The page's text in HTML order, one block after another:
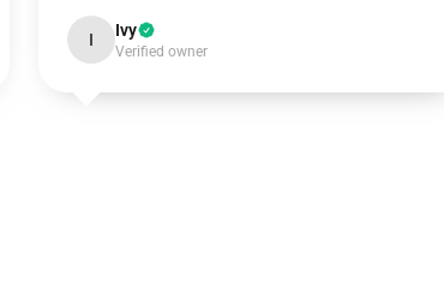
I Ivy
Verified owner